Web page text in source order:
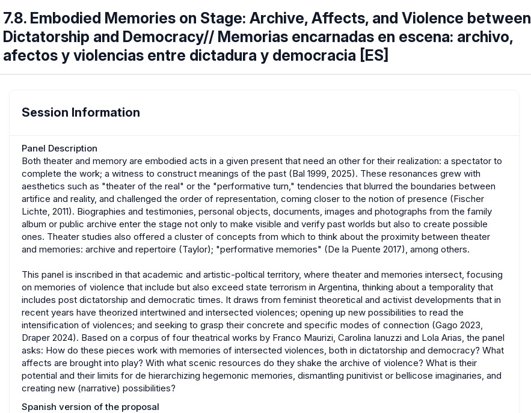
7.8. Embodied Memories on Stage: Archive, Affects, and Violence between
Dictatorship and Democracy// Memorias encarnadas en escena: archivo,
afectos y violencias entre dictadura y democracia [ES]
Session Information
Panel Description
Both theater and memory are embodied acts in a given present that need an other for their realization: a spectator to
complete the work; a witness to construct meanings of the past (Bal 1999, 2025). These resonances grew with
aesthetics such as "theater of the real" or the "performative turn," tendencies that blurred the boundaries between
artifice and reality, and challenged the order of representation, coming closer to the notion of presence (Fischer
Lichte, 2011). Biographies and testimonies, personal objects, documents, images and photographs from the family
album or public archive enter the stage not only to make visible and verify past worlds but also to create possible
ones. Theater studies also offered a cluster of concepts from which to think about the proximity between theater
and memories: archive and repertoire (Taylor); "performative memories" (De la Puente 2017), among others.
This panel is inscribed in that academic and artistic-poltical territory, where theater and memories intersect, focusing
on memories of violence that include but also exceed state terrorism in Argentina, thinking about a temporality that
includes post dictatorship and democratic times. It draws from feminist theoretical and activist developments that in
recent years have theorized intertwined and intersected violences; opening up new possibilities to read the
intensification of violences; and seeking to grasp their concrete and specific modes of connection (Gago 2023,
Draper 2024). Based on a corpus of four theatrical works by Franco Maurizi, Carolina Ianuzzi and Lola Arias, the panel
asks: How do these pieces work with memories of intersected violences, both in dictatorship and democracy? What
affects are brought into play? With what scenic resources do they shake the archive of violence? What is their
potential and their limits for de hierarchizing hegemonic memories, dismantling punitivist or bellicose imaginaries, and
creating new (narrative) possibilities?
Spanish version of the proposal